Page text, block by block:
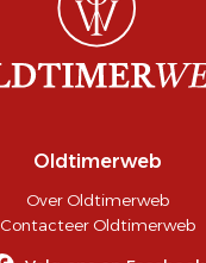
Oldtimerweb
Over Oldtimerweb
Contacteer Oldtimerweb